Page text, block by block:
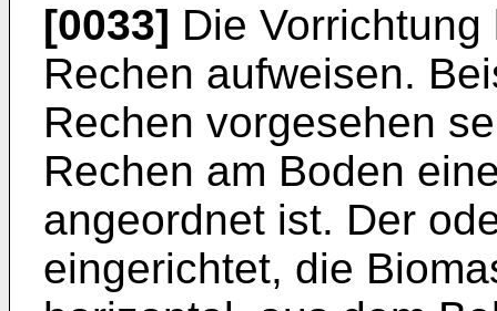
[0033] Die
Rechen aufweisen.
Rechen vorgesehen
Rechen am Boden
angeordnet ist. Der
eingerichtet, die